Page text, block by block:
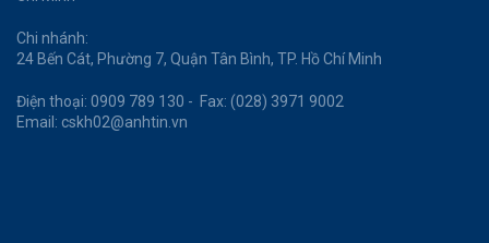
Chi nhánh:
24 Bến Cát, Phường 7, Quận Tân Bình, TP. Hồ Chí Minh
Điện thoại: 0909 789 130 - Fax: (028) 3971 9002
Email: cskh02@anhtin.vn